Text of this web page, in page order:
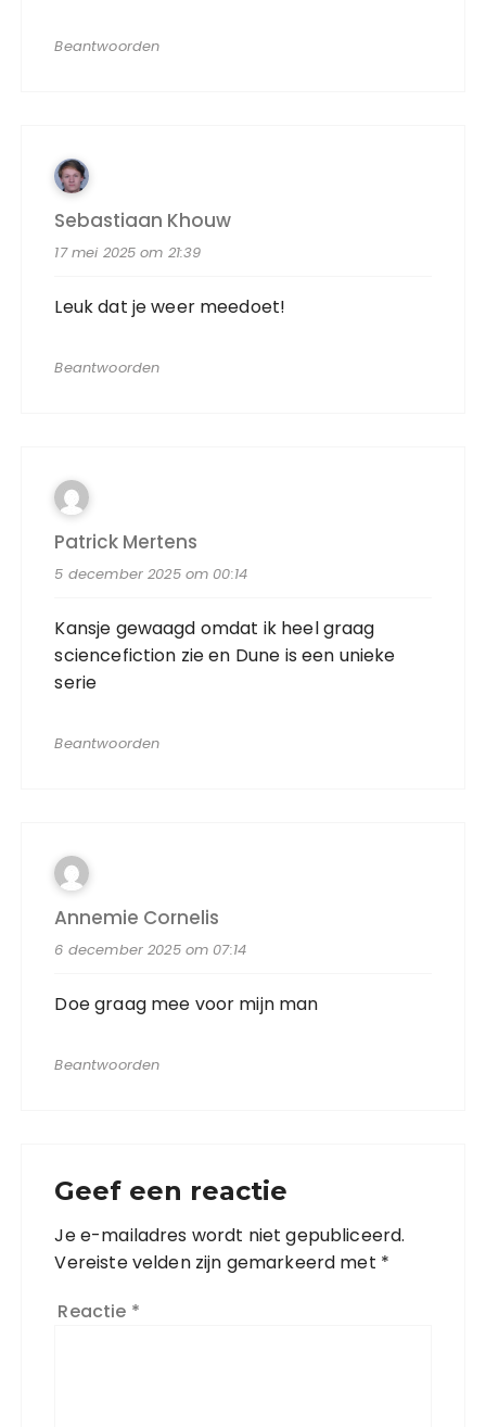
Beantwoorden
Sebastiaan Khouw
17 mei 2025 om 21:39
Leuk dat je weer meedoet!
Beantwoorden
Patrick Mertens
5 december 2025 om 00:14
Kansje gewaagd omdat ik heel graag
sciencefiction zie en Dune is een unieke
serie
Beantwoorden
Annemie Cornelis
6 december 2025 om 07:14
Doe graag mee voor mijn man
Beantwoorden
Geef een reactie
Je e-mailadres wordt niet gepubliceerd.
Vereiste velden zijn gemarkeerd met *
Reactie *